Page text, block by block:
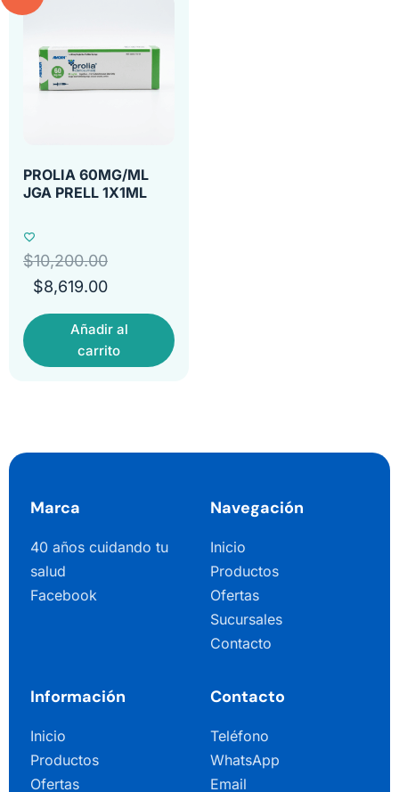
PROLIA 60MG/ML
JGA PRELL 1X1ML
$10,200.00
$8,619.00
Añadir al
carrito
Marca
40 años cuidando tu
salud
Facebook
Navegación
Inicio
Productos
Ofertas
Sucursales
Contacto
Información
Inicio
Productos
Ofertas
Contacto
Teléfono
WhatsApp
Email